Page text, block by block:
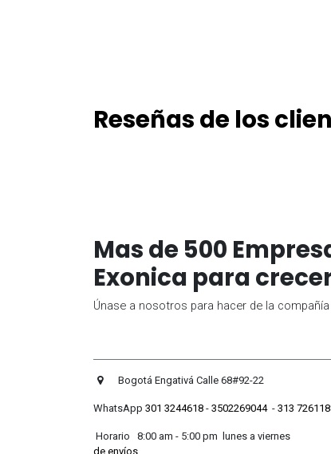
Reseñas de los
Mas de 500
Exonica para
Únase a nosotros para hacer de la
Bogotá Engativá
WhatsApp 301 3244618 - 3502269044- 313
Horario 8:00 am - 5:00 pm
de envíos